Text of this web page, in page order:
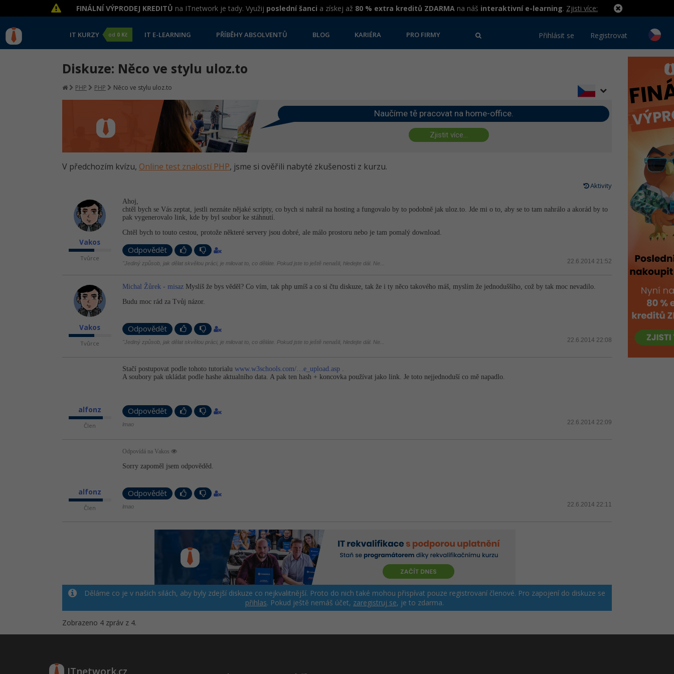
FINÁLNÍ VÝPRODEJ KREDITŮ na ITnetwork je tady. Využij poslední šanci a získej až 80 % extra kreditů ZDARMA na náš interaktivní e-learning. Zjisti více:
IT KURZY od 0 Kč IT E-LEARNING PŘÍBĚHY ABSOLVENTŮ BLOG KARIÉRA PRO FIRMY Přihlásit se Registrovat
Diskuze: Něco ve stylu uloz.to
PHP PHP Něco ve stylu uloz.to
Naučíme tě pracovat na home-office.
Zjistit více...
V předchozím kvízu, Online test znalostí PHP, jsme si ověřili nabyté zkušenosti z kurzu.
Aktivity
Vakos
Tvůrce
Ahoj,
chtěl bych se Vás zeptat, jestli neznáte nějaké scripty, co bych si nahrál na hosting a fungovalo by to podobně jak uloz.to. Jde mi o to, aby se to tam nahrálo a akorád by to
pak vygenerovalo link, kde by byl soubor ke stáhnutí.
Chtěl bych to touto cestou, protože některé servery jsou dobré, ale málo prostoru nebo je tam pomalý download.
Odpovědět
22.6.2014 21:52
"Jediný způsob, jak dělat skvělou práci, je milovat to, co děláte. Pokud jste to ještě nenašli, hledejte dál. Ne...
Vakos
Tvůrce
Michal Žůrek - misaz Myslíš že bys věděl? Co vím, tak php umíš a co si čtu diskuze, tak že i ty něco takového máš, myslím že jednoduššího, což by tak moc nevadilo.
Budu moc rád za Tvůj názor.
Odpovědět
22.6.2014 22:08
"Jediný způsob, jak dělat skvělou práci, je milovat to, co děláte. Pokud jste to ještě nenašli, hledejte dál. Ne...
alfonz
Člen
Stačí postupovat podle tohoto tutorialu www.w3schools.com/…e_upload.asp .
A soubory pak ukládat podle hashe aktualního data. A pak ten hash + koncovka používat jako link. Je toto nejjednoduší co mě napadlo.
Odpovědět
22.6.2014 22:09
lmao
alfonz
Člen
Odpovídá na Vakos
Sorry zapoměl jsem odpověděd.
Odpovědět
22.6.2014 22:11
lmao
Děláme co je v našich silách, aby byly zdejší diskuze co nejkvalitnější. Proto do nich také mohou přispívat pouze registrovaní členové. Pro zapojení do diskuze se
přihlas. Pokud ještě nemáš účet, zaregistruj se, je to zdarma.
Zobrazeno 4 zpráv z 4.